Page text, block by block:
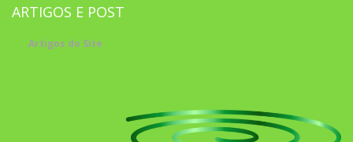
ARTIGOS E POST
Artigos do Site